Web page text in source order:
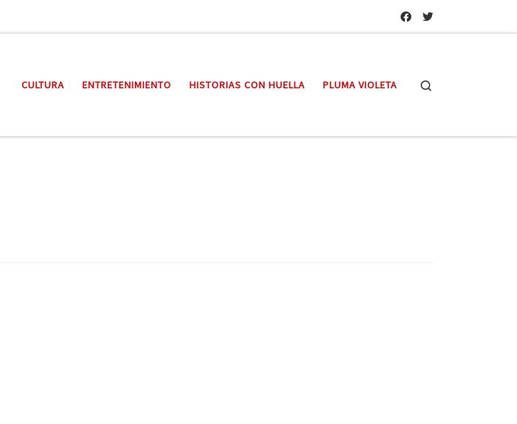
CULTURA ENTRETENIMIENTO HISTORIAS CON HUELLA PLUMA VIOLETA